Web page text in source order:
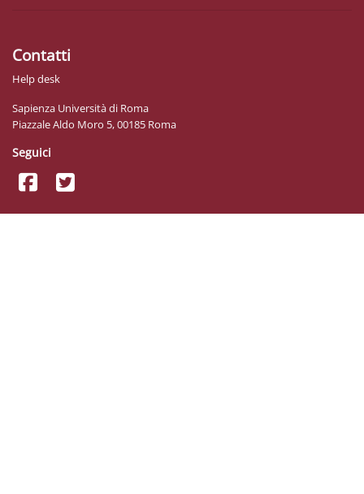
Contatti
Help desk
Sapienza Università di Roma
Piazzale Aldo Moro 5, 00185 Roma
Seguici